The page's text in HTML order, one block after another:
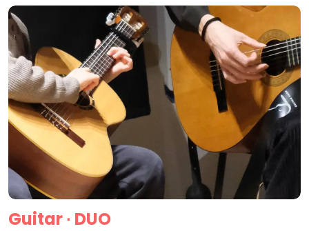
Guitar ∙ DUO